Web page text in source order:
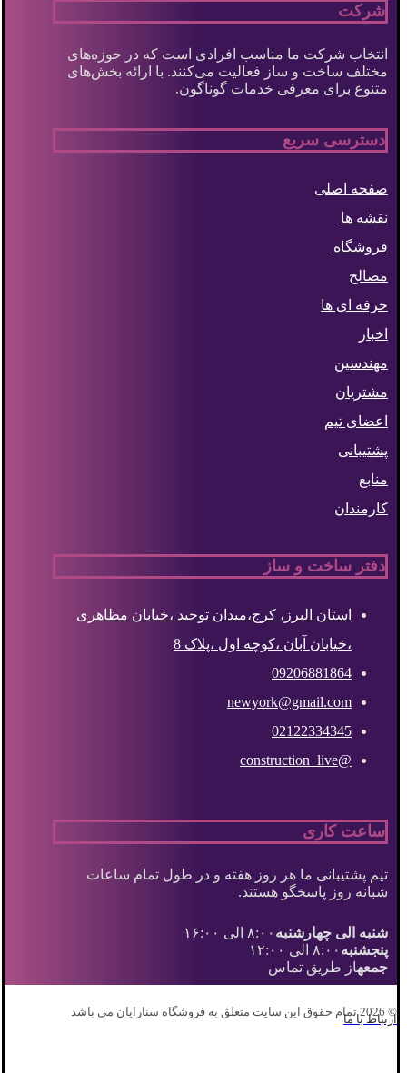
شرکت
انتخاب شرکت ما مناسب افرادی است که در حوزه‌های
مختلف ساخت و ساز فعالیت می‌کنند. با ارائه بخش‌های
متنوع برای معرفی خدمات گوناگون.
دسترسی سریع
صفحه اصلی
نقشه ها
فروشگاه
مصالح
حرفه ای ها
اخبار
مهندسین
مشتریان
اعضای تیم
پشتیبانی
منابع
کارمندان
دفتر ساخت و ساز
استان البرز، کرج،میدان توحید ،خیابان مظاهری
،خیابان آبان ،کوچه اول ،پلاک 8
09206881864
newyork@gmail.com
02122334345
@construction_live
ساعت کاری
تیم پشتیبانی ما هر روز هفته و در طول تمام ساعات
شبانه روز پاسخگو هستند.
شنبه الی چهارشنبه ۸:۰۰ الی ۱۶:۰۰
پنجشنبه ۸:۰۰ الی ۱۲:۰۰
جمعهاز طریق تماس
© 2026 تمام حقوق این سایت متعلق به فروشگاه سنارایان می باشد
ارتباط با ما